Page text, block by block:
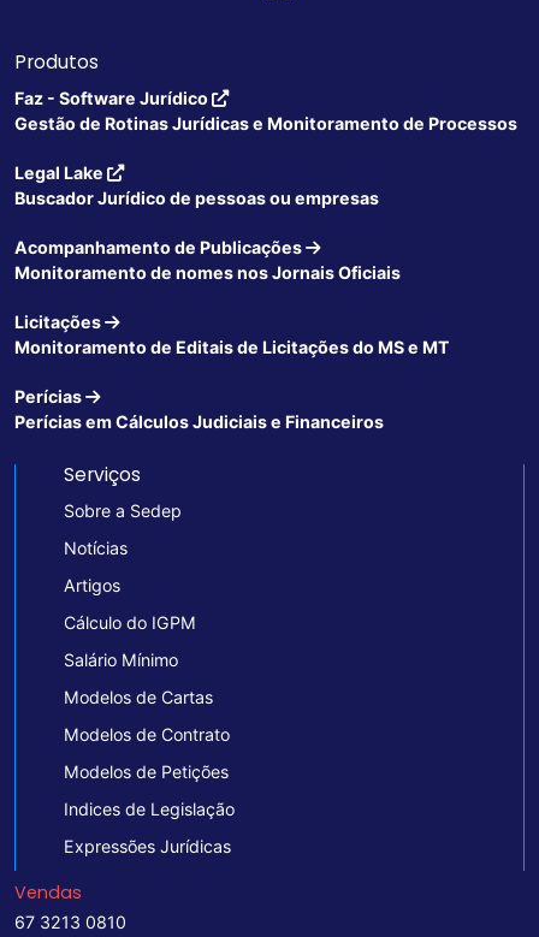
Produtos
Faz - Software Jurídico
Gestão de Rotinas Jurídicas e Monitoramento de Processos
Legal Lake
Buscador Jurídico de pessoas ou empresas
Acompanhamento de Publicações
Monitoramento de nomes nos Jornais Oficiais
Licitações
Monitoramento de Editais de Licitações do MS e MT
Perícias
Perícias em Cálculos Judiciais e Financeiros
Serviços
Sobre a Sedep
Notícias
Artigos
Cálculo do IGPM
Salário Mínimo
Modelos de Cartas
Modelos de Contrato
Modelos de Petições
Indices de Legislação
Expressões Jurídicas
Vendas
67 3213 0810